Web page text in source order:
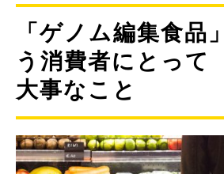
「ゲノム編集食品
う消費者にとって
大事なこと